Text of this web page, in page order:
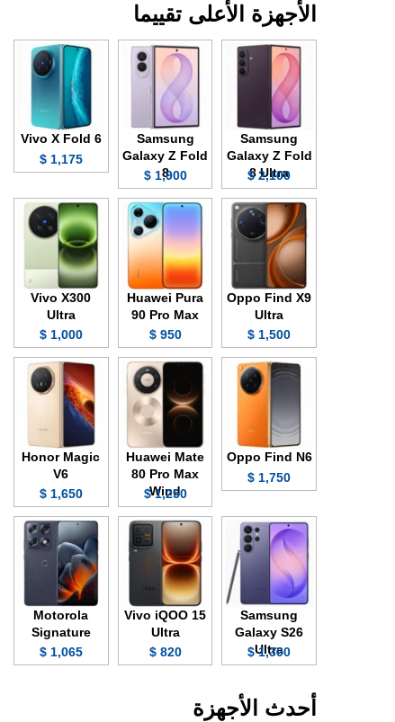
الأجهزة الأعلى تقييما
Samsung
Galaxy Z Fold
8 Ultra
2,100 $
Samsung
Galaxy Z Fold
8
1,900 $
Vivo X Fold 6
1,175 $
Oppo Find X9
Ultra
1,500 $
Huawei Pura
90 Pro Max
950 $
Vivo X300
Ultra
1,000 $
Oppo Find N6
1,750 $
Huawei Mate
80 Pro Max
Wind
1,250 $
Honor Magic
V6
1,650 $
Samsung
Galaxy S26
Ultra
1,300 $
Vivo iQOO 15
Ultra
820 $
Motorola
Signature
1,065 $
أحدث الأجهزة